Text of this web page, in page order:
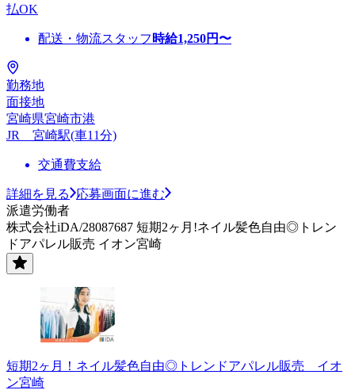
払OK
配送・物流スタッフ 時給1,250円〜
勤務地
面接地
宮崎県宮崎市港
JR 宮崎駅(車11分)
交通費支給
詳細を見る
応募画面に進む
派遣労働者
株式会社iDA/28087687 短期2ヶ月!ネイル髪色自由◎トレン
ドアパレル販売 イオン宮崎
短期2ヶ月！ネイル髪色自由◎トレンドアパレル販売 イオ
ン宮崎